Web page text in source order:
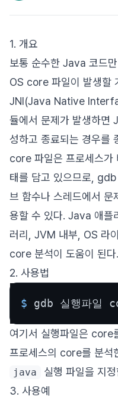
1. 개요
보통 순수한 Java 코드
OS core 파일이 발생할
JNI(Java Native
듈에서 문제가 발생하면
성하고 종료되는 경우를
core 파일은 프로세스가
태를 담고 있으므로, gdb
브 함수나 스레드에서 문
용할 수 있다. Java 애플
러리, JVM 내부, OS 라
core 분석이 도움이 된다.
2. 사용법
$ gdb 실행파일
여기서 실행파일은 core
프로세스의 core를 분석
java
실행 파일을 지정
3. 사용예